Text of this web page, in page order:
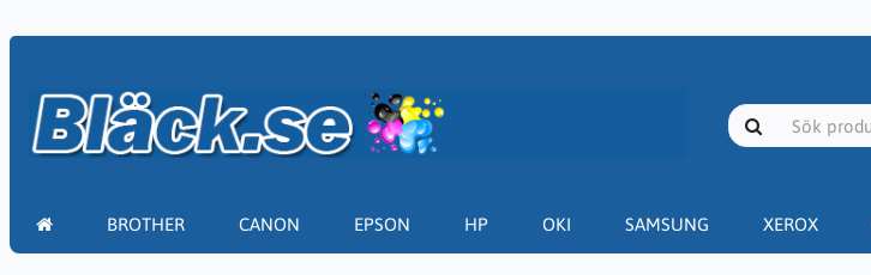
BROTHER CANON EPSON HP OKI SAMSUNG XEROX